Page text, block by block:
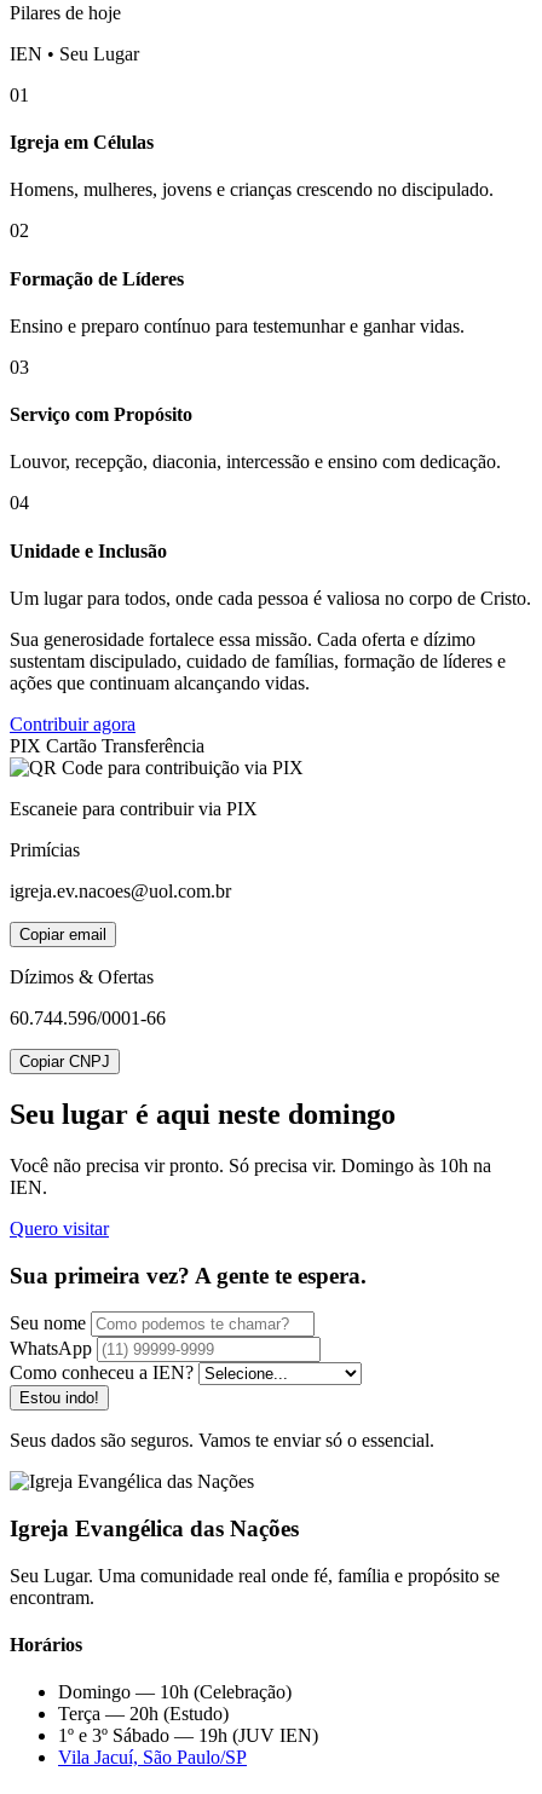
Pilares de hoje
IEN • Seu Lugar
01
Igreja em Células
Homens, mulheres, jovens e crianças crescendo no discipulado.
02
Formação de Líderes
Ensino e preparo contínuo para testemunhar e ganhar vidas.
03
Serviço com Propósito
Louvor, recepção, diaconia, intercessão e ensino com dedicação.
04
Unidade e Inclusão
Um lugar para todos, onde cada pessoa é valiosa no corpo de Cristo.
Sua generosidade fortalece essa missão. Cada oferta e dízimo
sustentam discipulado, cuidado de famílias, formação de líderes e
ações que continuam alcançando vidas.
Contribuir agora
PIX Cartão Transferência
Escaneie para contribuir via PIX
Primícias
igreja.ev.nacoes@uol.com.br
Copiar email
Dízimos & Ofertas
60.744.596/0001-66
Copiar CNPJ
Seu lugar é aqui neste domingo
Você não precisa vir pronto. Só precisa vir. Domingo às 10h na
IEN.
Quero visitar
Sua primeira vez? A gente te espera.
Seu nome
WhatsApp
Como conheceu a IEN?
Estou indo!
Seus dados são seguros. Vamos te enviar só o essencial.
Igreja Evangélica das Nações
Seu Lugar. Uma comunidade real onde fé, família e propósito se
encontram.
Horários
Domingo — 10h (Celebração)
Terça — 20h (Estudo)
1º e 3º Sábado — 19h (JUV IEN)
Vila Jacuí, São Paulo/SP